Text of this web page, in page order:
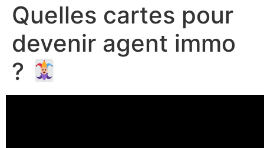
Quelles cartes pour
devenir agent immo
?